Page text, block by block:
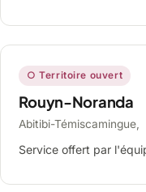
○ Territoire ouvert
Rouyn-Noranda
Abitibi-Témiscamingue,
Service offert par